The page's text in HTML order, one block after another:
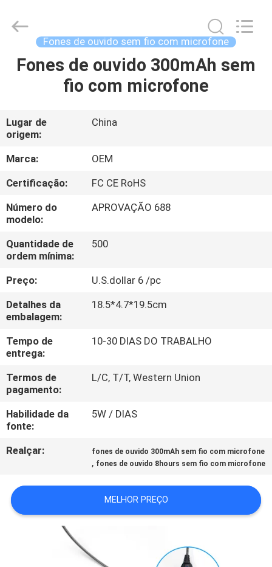
CASA
SOBRE
NÓS
EXCURSÃO
DA
FÁBRICA
CONTROLE
DA
QUALIDADE
CONTACTE-
NOS
PEÇA
UMAS
CITAÇÕES
MAPA
DO
Shengpai
Electronics
Reserved.
Fones de ouvido sem fio com microfone
Fones de ouvido 300mAh sem
fio com microfone
Lugar de
origem:
China
Marca:
OEM
Certificação:
FC CE RoHS
Número do
modelo:
APROVAÇÃO 688
Quantidade de
ordem mínima:
500
Preço:
U.S.dollar 6 /pc
Detalhes da
embalagem:
18.5*4.7*19.5cm
Tempo de
entrega:
10-30 DIAS DO TRABALHO
Termos de
pagamento:
L/C, T/T, Western Union
Habilidade da
fonte:
5W / DIAS
Realçar: fones de ouvido 300mAh sem fio com microfone
, fones de ouvido 8hours sem fio com microfone
MELHOR PREÇO